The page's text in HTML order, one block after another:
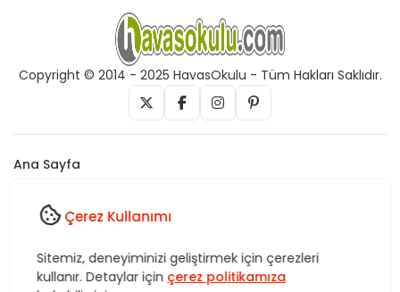
adı” uygulaması başlayacak. Kullanıcı adları
en az 3, en fazla 30 karakter olacak, önceden
rezervasyon yapılması gerekecek. iOS
kullanıcıları için rezervasyon başvuruları
başlayacak. Dünyanın en çok kullanılan […]
Copyright © 2014 - 2025 HavasOkulu - Tüm Hakları Saklıdır.
Ana Sayfa
Künye
Rüya yorumları, istihare uygulamaları, Tasavvuf. HavasOkulu,
Sitemiz bünyesindeki içerikleri izinsiz kullananlar hakkında T.C.K
Çerez Kullanımı
Sitemiz, deneyiminizi geliştirmek için çerezleri
kullanır. Detaylar için çerez politikamıza